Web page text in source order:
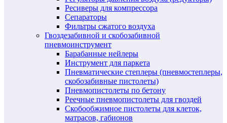
Ресиверы для компрессора
Сепараторы
Фильтры сжатого воздуха
Гвоздезабивной и скобозабивной
пневмоинструмент
Барабанные нейлеры
Инструмент для паркета
Пневматические степлеры (пневмостеплеры,
скобозабивные пистолеты)
Пневмопистолеты по бетону
Реечные пневмопистолеты для гвоздей
Скобообжимное пистолеты для клеток,
матрасов, габионов